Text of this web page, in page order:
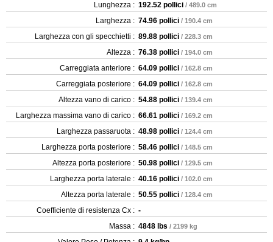
Lunghezza : 192.52 pollici / 489.0 cm
Larghezza : 74.96 pollici / 190.4 cm
Larghezza con gli specchietti : 89.88 pollici / 228.3 cm
Altezza : 76.38 pollici / 194.0 cm
Carreggiata anteriore : 64.09 pollici / 162.8 cm
Carreggiata posteriore : 64.09 pollici / 162.8 cm
Altezza vano di carico : 54.88 pollici / 139.4 cm
Larghezza massima vano di carico : 66.61 pollici / 169.2 cm
Larghezza passaruota : 48.98 pollici / 124.4 cm
Larghezza porta posteriore : 58.46 pollici / 148.5 cm
Altezza porta posteriore : 50.98 pollici / 129.5 cm
Larghezza porta laterale : 40.16 pollici / 102.0 cm
Altezza porta laterale : 50.55 pollici / 128.4 cm
Coefficiente di resistenza Cx : -
Massa : 4848 lbs / 2199 kg